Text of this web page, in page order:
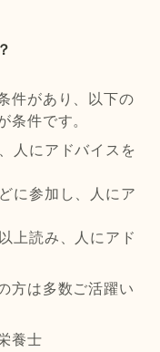
件があり、以下の
条件です。
人にアドバイスを
に参加し、人にア
上読み、人にアド
方は多数ご活躍い
養士